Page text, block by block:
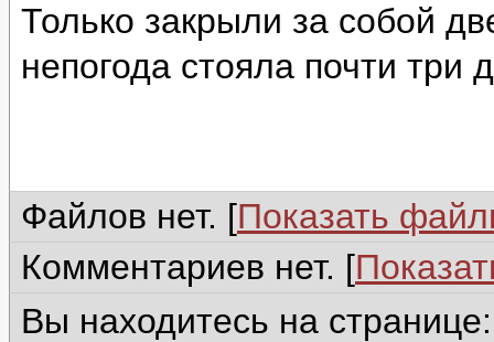
Только закрыли за собой
непогода стояла почти три
Файлов нет. [Показать
Комментариев нет. [
Вы находитесь на